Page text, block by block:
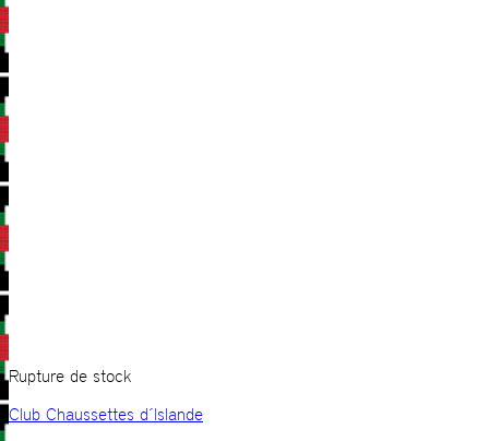
Rupture de stock
Club Chaussettes d´Islande